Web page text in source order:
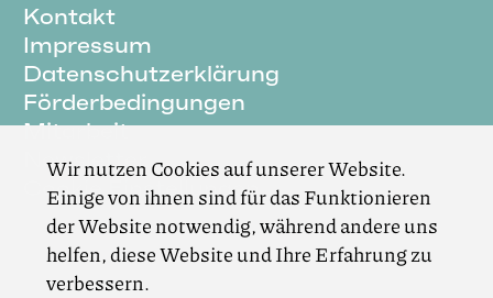
Wir nutzen Cookies auf unserer Website.
Einige von ihnen sind für das Funktionieren
der Website notwendig, während andere uns
helfen, diese Website und Ihre Erfahrung zu
verbessern.
Kontakt
Impressum
Datenschutzerklärung
Förderbedingungen
Mitarbeit
Newsletter
Cookie Einstellungen